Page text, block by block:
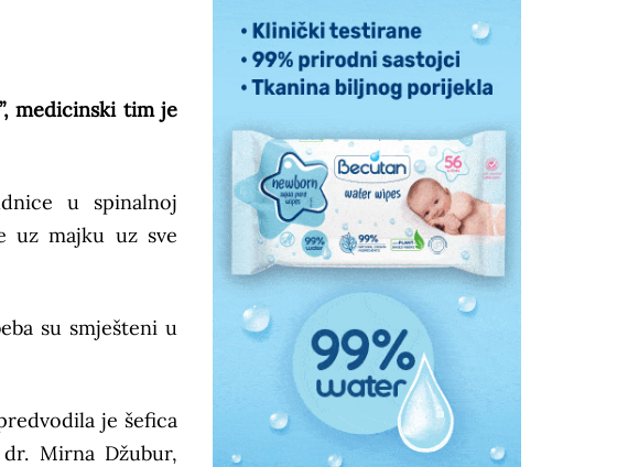
medicinski tim je
u spinalnoj
uz majku uz sve
su smješteni u
je šefica
Mirna Džubur,